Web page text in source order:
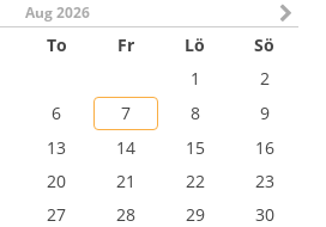
Aug 2026
To Fr Lö
Sö
1
2
6 7 8
9
13 14 15
16
20 21 22
23
27 28 29
30